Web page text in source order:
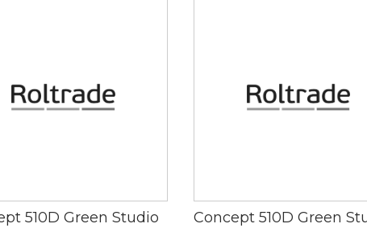
510D Green Studio
Concept 510D Green